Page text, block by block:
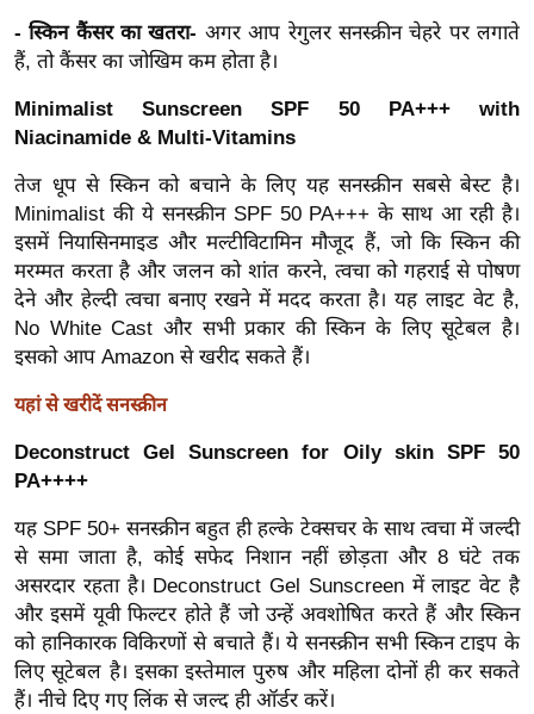
ज
ग
त
ऑ
टो
व
र्ल्ड
न्यू
ज
ब्री
फ
नो
ज
ज
ग
त
बॉ
ली
वु
- स्किन कैंसर का खतरा- अगर आप रेगुलर सनस्क्रीन चेहरे पर लगाते
हैं, तो कैंसर का जोखिम कम होता है।
Minimalist Sunscreen SPF 50 PA+++ with
Niacinamide & Multi-Vitamins
तेज धूप से स्किन को बचाने के लिए यह सनस्क्रीन सबसे बेस्ट है।
Minimalist की ये सनस्क्रीन SPF 50 PA+++ के साथ आ रही है।
इसमें नियासिनमाइड और मल्टीविटामिन मौजूद हैं, जो कि स्किन की
मरम्मत करता है और जलन को शांत करने, त्वचा को गहराई से पोषण
देने और हेल्दी त्वचा बनाए रखने में मदद करता है। यह लाइट वेट है,
No White Cast और सभी प्रकार की स्किन के लिए सूटेबल है।
इसको आप Amazon से खरीद सकते हैं।
यहां से खरीदें सनस्क्रीन
Deconstruct Gel Sunscreen for Oily skin SPF 50
PA++++
यह SPF 50+ सनस्क्रीन बहुत ही हल्के टेक्सचर के साथ त्वचा में जल्दी
से समा जाता है, कोई सफेद निशान नहीं छोड़ता और 8 घंटे तक
असरदार रहता है। Deconstruct Gel Sunscreen में लाइट वेट है
और इसमें यूवी फिल्टर होते हैं जो उन्हें अवशोषित करते हैं और स्किन
को हानिकारक विकिरणों से बचाते हैं। ये सनस्क्रीन सभी स्किन टाइप के
लिए सूटेबल है। इसका इस्तेमाल पुरुष और महिला दोनों ही कर सकते
हैं। नीचे दिए गए लिंक से जल्द ही ऑर्डर करें।